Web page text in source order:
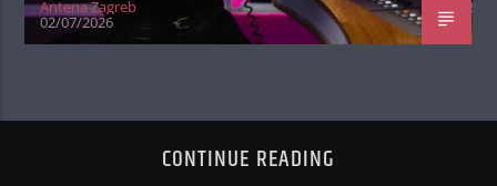
Antena Zagreb
02/07/2026
CONTINUE READING